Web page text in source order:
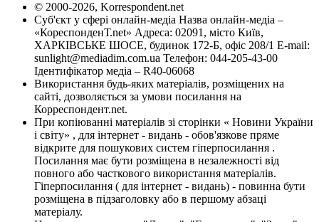
© 2000-2026, Korrespondent.net
Суб'єкт у сфері онлайн-медіа Назва онлайн-медіа –
«КореспонденТ.net» Адреса: 02091, місто Київ,
ХАРКІВСЬКЕ ШОСЕ, будинок 172-Б, офіс 208/1 E-mail:
sunlight@mediadim.com.ua Телефон: 044-205-43-00
Ідентифікатор медіа – R40-06068
Використання будь-яких матеріалів, розміщених на
сайті, дозволяється за умови посилання на
Корреспондент.net.
При копіюванні матеріалів зі сторінки « Новини України
і світу» , для інтернет - видань - обов'язкове пряме
відкрите для пошукових систем гіперпосилання .
Посилання має бути розміщена в незалежності від
повного або часткового використання матеріалів.
Гіперпосилання ( для інтернет - видань) - повинна бути
розміщена в підзаголовку або в першому абзаці
матеріалу.